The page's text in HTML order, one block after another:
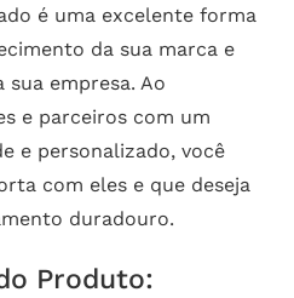
é uma excelente forma
da sua marca e
empresa. Ao
e parceiros com um
e personalizado, você
com eles e que deseja
duradouro.
Produto: